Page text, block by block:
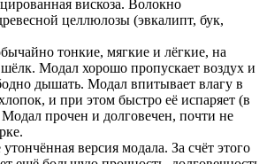
вискоза. Волокно
целлюлозы (эвкалипт, бук,
тонкие, мягкие и лёгкие, на
Модал хорошо пропускает воздух и
дышать. Модал впитывает влагу в
и при этом быстро её испаряет (в
прочен и долговечен, почти не
версия модала. За счёт этого